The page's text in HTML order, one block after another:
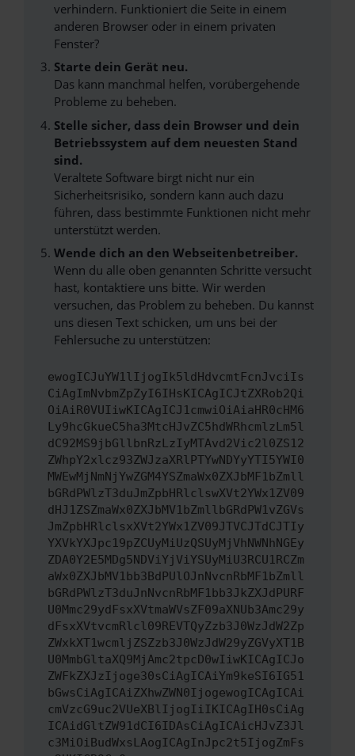
verhindern. Funktioniert die Seite in einem
anderen Browser oder in einem privaten
Fenster?
Starte dein Gerät neu.
Das kann manchmal helfen, vorübergehende
Probleme zu beheben.
Stelle sicher, dass dein Browser und dein
Betriebssystem auf dem neuesten Stand
sind.
Veraltete Software birgt nicht nur ein
Sicherheitsrisiko, sondern kann auch dazu
führen, dass bestimmte Funktionen nicht mehr
unterstützt werden.
Wende dich an den Webseitenbetreiber.
Wenn du alle oben genannten Schritte versucht
hast, kontaktiere uns bitte. Wir werden
versuchen, das Problem zu beheben. Du kannst
uns diesen Text schicken, um uns bei der
Fehlersuche zu unterstützen:
ewogICJuYW1lIjogIk5ldHdvcmtFcnJvciIs
CiAgImNvbmZpZyI6IHsKICAgICJtZXRob2Qi
OiAiR0VUIiwKICAgICJ1cmwiOiAiaHR0cHM6
Ly9hcGkueC5ha3MtcHJvZC5hdWRhcmlzLm5l
dC92MS9jbGllbnRzLzIyMTAvd2Vic2l0ZS12
ZWhpY2xlcz93ZWJzaXRlPTYwNDYyYTI5YWI0
MWEwMjNmNjYwZGM4YSZmaWx0ZXJbMF1bZmll
bGRdPWlzT3duJmZpbHRlclswXVt2YWx1ZV09
dHJ1ZSZmaWx0ZXJbMV1bZmllbGRdPW1vZGVs
JmZpbHRlclsxXVt2YWx1ZV09JTVCJTdCJTIy
YXVkYXJpc19pZCUyMiUzQSUyMjVhNWNhNGEy
ZDA0Y2E5MDg5NDViYjViYSUyMiU3RCU1RCZm
aWx0ZXJbMV1bb3BdPUlOJnNvcnRbMF1bZmll
bGRdPWlzT3duJnNvcnRbMF1bb3JkZXJdPURF
U0Mmc29ydFsxXVtmaWVsZF09aXNUb3Amc29y
dFsxXVtvcmRlcl09REVTQyZzb3J0WzJdW2Zp
ZWxkXT1wcmljZSZzb3J0WzJdW29yZGVyXT1B
U0MmbGltaXQ9MjAmc2tpcD0wIiwKICAgICJo
ZWFkZXJzIjoge30sCiAgICAiYm9keSI6IG51
bGwsCiAgICAiZXhwZWN0IjogewogICAgICAi
cmVzcG9uc2VUeXBlIjogIiIKICAgIH0sCiAg
ICAidGltZW91dCI6IDAsCiAgICAicHJvZ3Jl
c3MiOiBudWxsLAogICAgInJpc2t5IjogZmFs